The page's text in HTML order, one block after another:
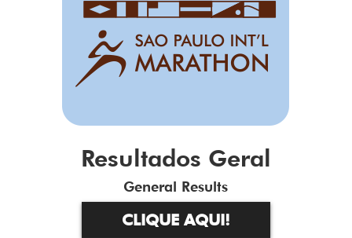
Resultados Geral
General Results
CLIQUE AQUI!